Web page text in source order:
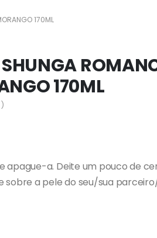
170ML
170ML
apague-a. Deite um pouco de
sobre a pele do seu/sua